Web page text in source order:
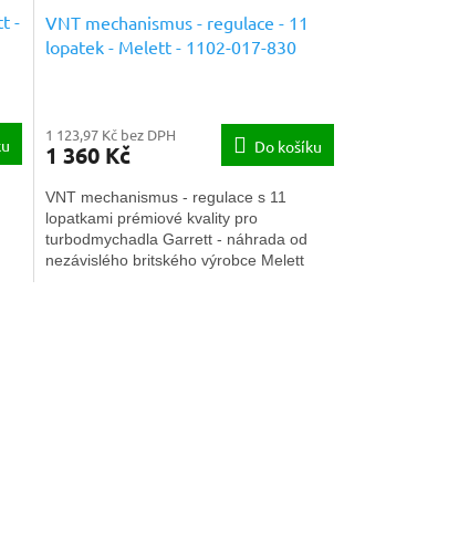
-
VNT mechanismus - regulace - 11
lopatek - Melett - 1102-017-830
1 123,97 Kč bez DPH
1 360 Kč Do košíku
VNT mechanismus - regulace s 11
lopatkami prémiové kvality pro
turbodmychadla Garrett - náhrada od
nezávislého britského výrobce Melett